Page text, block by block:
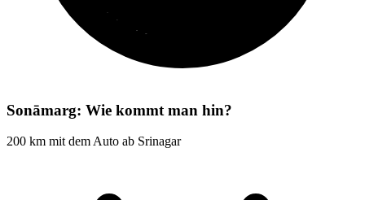
Sonāmarg: Wie kommt man hin?
200 km mit dem Auto ab Srinagar